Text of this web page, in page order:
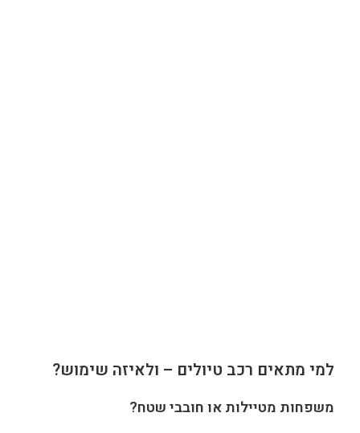
למי מתאים רכב טיולים – ולאיזה שימוש?
משפחות מטיילות או חובבי שטח?